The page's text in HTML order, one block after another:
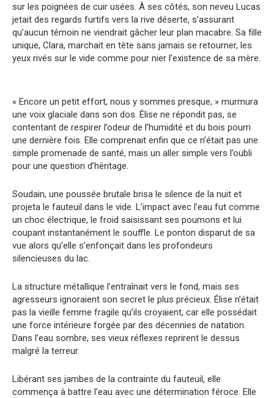
sur les poignées de cuir usées. À ses côtés, son neveu Lucas
jetait des regards furtifs vers la rive déserte, s’assurant
qu’aucun témoin ne viendrait gâcher leur plan macabre. Sa fille
unique, Clara, marchait en tête sans jamais se retourner, les
yeux rivés sur le vide comme pour nier l’existence de sa mère.
« Encore un petit effort, nous y sommes presque, » murmura
une voix glaciale dans son dos. Élise ne répondit pas, se
contentant de respirer l’odeur de l’humidité et du bois pourri
une dernière fois. Elle comprenait enfin que ce n’était pas une
simple promenade de santé, mais un aller simple vers l’oubli
pour une question d’héritage.
Soudain, une poussée brutale brisa le silence de la nuit et
projeta le fauteuil dans le vide. L’impact avec l’eau fut comme
un choc électrique, le froid saisissant ses poumons et lui
coupant instantanément le souffle. Le ponton disparut de sa
vue alors qu’elle s’enfonçait dans les profondeurs
silencieuses du lac.
La structure métallique l’entraînait vers le fond, mais ses
agresseurs ignoraient son secret le plus précieux. Élise n’était
pas la vieille femme fragile qu’ils croyaient, car elle possédait
une force intérieure forgée par des décennies de natation.
Dans l’eau sombre, ses vieux réflexes reprirent le dessus
malgré la terreur.
Libérant ses jambes de la contrainte du fauteuil, elle
commença à battre l’eau avec une détermination féroce. Elle